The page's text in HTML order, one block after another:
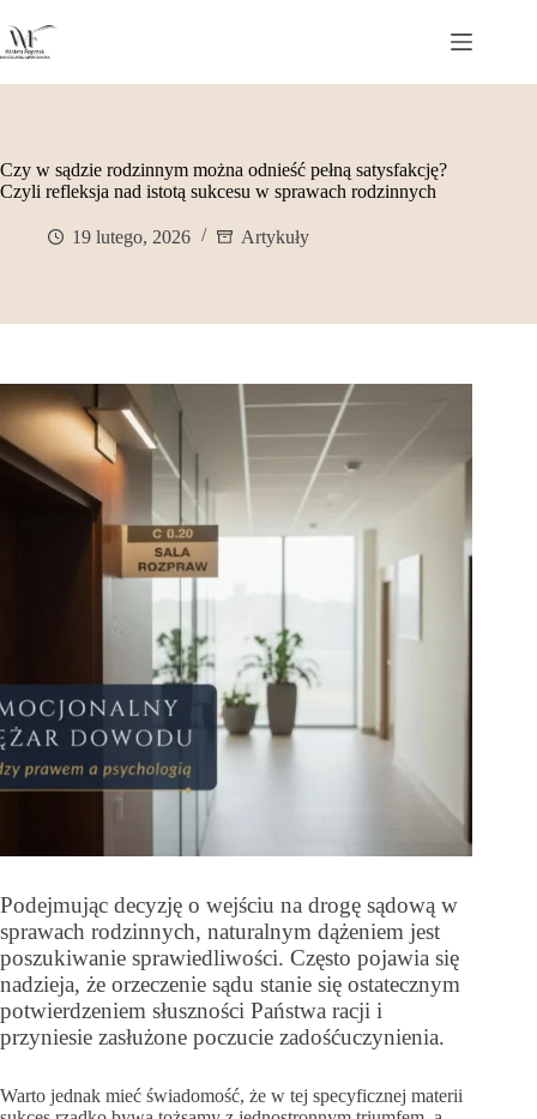
do
treści
Czy w sądzie rodzinnym można odnieść pełną satysfakcję?
Czyli refleksja nad istotą sukcesu w sprawach rodzinnych
19 lutego, 2026 Artykuły
Podejmując decyzję o wejściu na drogę sądową w
sprawach rodzinnych, naturalnym dążeniem jest
poszukiwanie sprawiedliwości. Często pojawia się
nadzieja, że orzeczenie sądu stanie się ostatecznym
potwierdzeniem słuszności Państwa racji i
przyniesie zasłużone poczucie zadośćuczynienia.
Warto jednak mieć świadomość, że w tej specyficznej materii